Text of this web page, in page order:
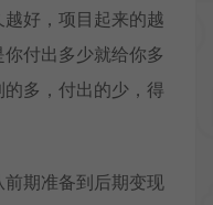
好，项目起来的越
付出多少就给你多
多，付出的少，得
期准备到后期变现